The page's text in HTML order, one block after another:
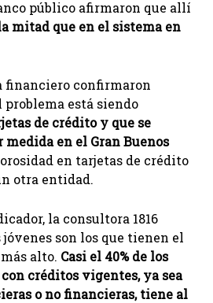
público afirmaron que allí
mitad que en el sistema en
financiero confirmaron
está siendo
de crédito y que se
en el Gran Buenos
en tarjetas de crédito
otra entidad.
la consultora 1816
jóvenes son los que tienen el
alto. Casi el 40% de los
con créditos vigentes, ya sea
o no financieras, tiene al